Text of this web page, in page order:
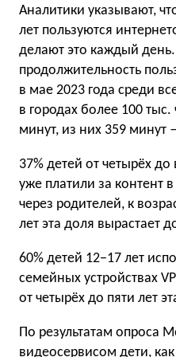
Аналитики указывают,
лет пользуются
делают это каждый
продолжительность
в мае 2023 года среди
в городах более 100
минут, из них 359 минут
37% детей от четырёх
уже платили за контент
через родителей, к
лет эта доля вырастает
60% детей 12−17 лет
семейных устройствах
от четырёх до пяти лет
По результатам опроса
видеосервисом дети,